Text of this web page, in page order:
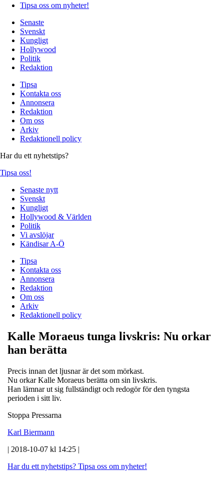
Tipsa oss om nyheter!
Senaste
Svenskt
Kungligt
Hollywood
Politik
Redaktion
Tipsa
Kontakta oss
Annonsera
Redaktion
Om oss
Arkiv
Redaktionell policy
Har du ett nyhetstips?
Tipsa oss!
Senaste nytt
Svenskt
Kungligt
Hollywood & Världen
Politik
Vi avslöjar
Kändisar A-Ö
Tipsa
Kontakta oss
Annonsera
Redaktion
Om oss
Arkiv
Redaktionell policy
Kalle Moraeus tunga livskris: Nu orkar
han berätta
Precis innan det ljusnar är det som mörkast.
Nu orkar Kalle Moraeus berätta om sin livskris.
Han lämnar ut sig fullständigt och redogör för den tyngsta
perioden i sitt liv.
Stoppa Pressarna
Karl Biermann
| 2018-10-07 kl 14:25 |
Har du ett nyhetstips? Tipsa oss om nyheter!